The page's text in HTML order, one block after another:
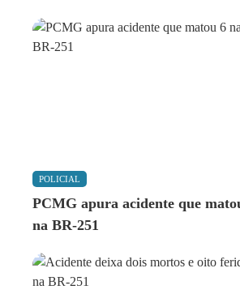
POLICIAL
PCMG apura acidente que
na BR-251